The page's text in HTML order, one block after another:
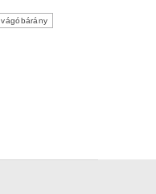
vágóbárány